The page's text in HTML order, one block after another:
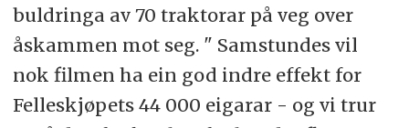
buldringa av 70 traktorar på veg over
åskammen mot seg. " Samstundes vil
nok filmen ha ein god indre effekt for
Felleskjøpets 44 000 eigarar - og vi trur